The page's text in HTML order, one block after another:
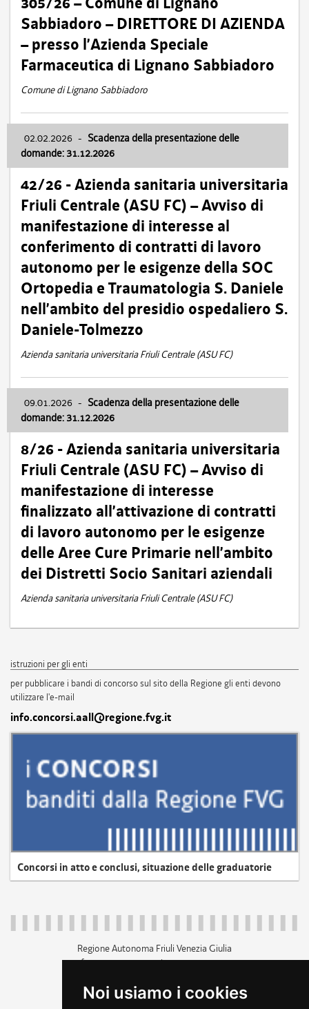
Noi usiamo i cookies
Sabbiadoro – DIRETTORE DI AZIENDA
– presso l’Azienda Speciale
Farmaceutica di Lignano Sabbiadoro
Comune di Lignano Sabbiadoro
02.02.2026 - Scadenza della presentazione delle
domande: 31.12.2026
42/26 - Azienda sanitaria universitaria
Friuli Centrale (ASU FC) – Avviso di
manifestazione di interesse al
conferimento di contratti di lavoro
autonomo per le esigenze della SOC
Ortopedia e Traumatologia S. Daniele
nell’ambito del presidio ospedaliero S.
Daniele-Tolmezzo
Azienda sanitaria universitaria Friuli Centrale (ASU FC)
09.01.2026 - Scadenza della presentazione delle
domande: 31.12.2026
8/26 - Azienda sanitaria universitaria
Friuli Centrale (ASU FC) – Avviso di
manifestazione di interesse
finalizzato all’attivazione di contratti
di lavoro autonomo per le esigenze
delle Aree Cure Primarie nell’ambito
dei Distretti Socio Sanitari aziendali
Azienda sanitaria universitaria Friuli Centrale (ASU FC)
istruzioni per gli enti
per pubblicare i bandi di concorso sul sito della Regione gli enti devono
utilizzare l'e-mail
info.concorsi.aall@regione.fvg.it
Concorsi in atto e conclusi, situazione delle graduatorie
Regione Autonoma Friuli Venezia Giulia
c.f. 80014930327; p.iva 00526040324
+39 040 3771111